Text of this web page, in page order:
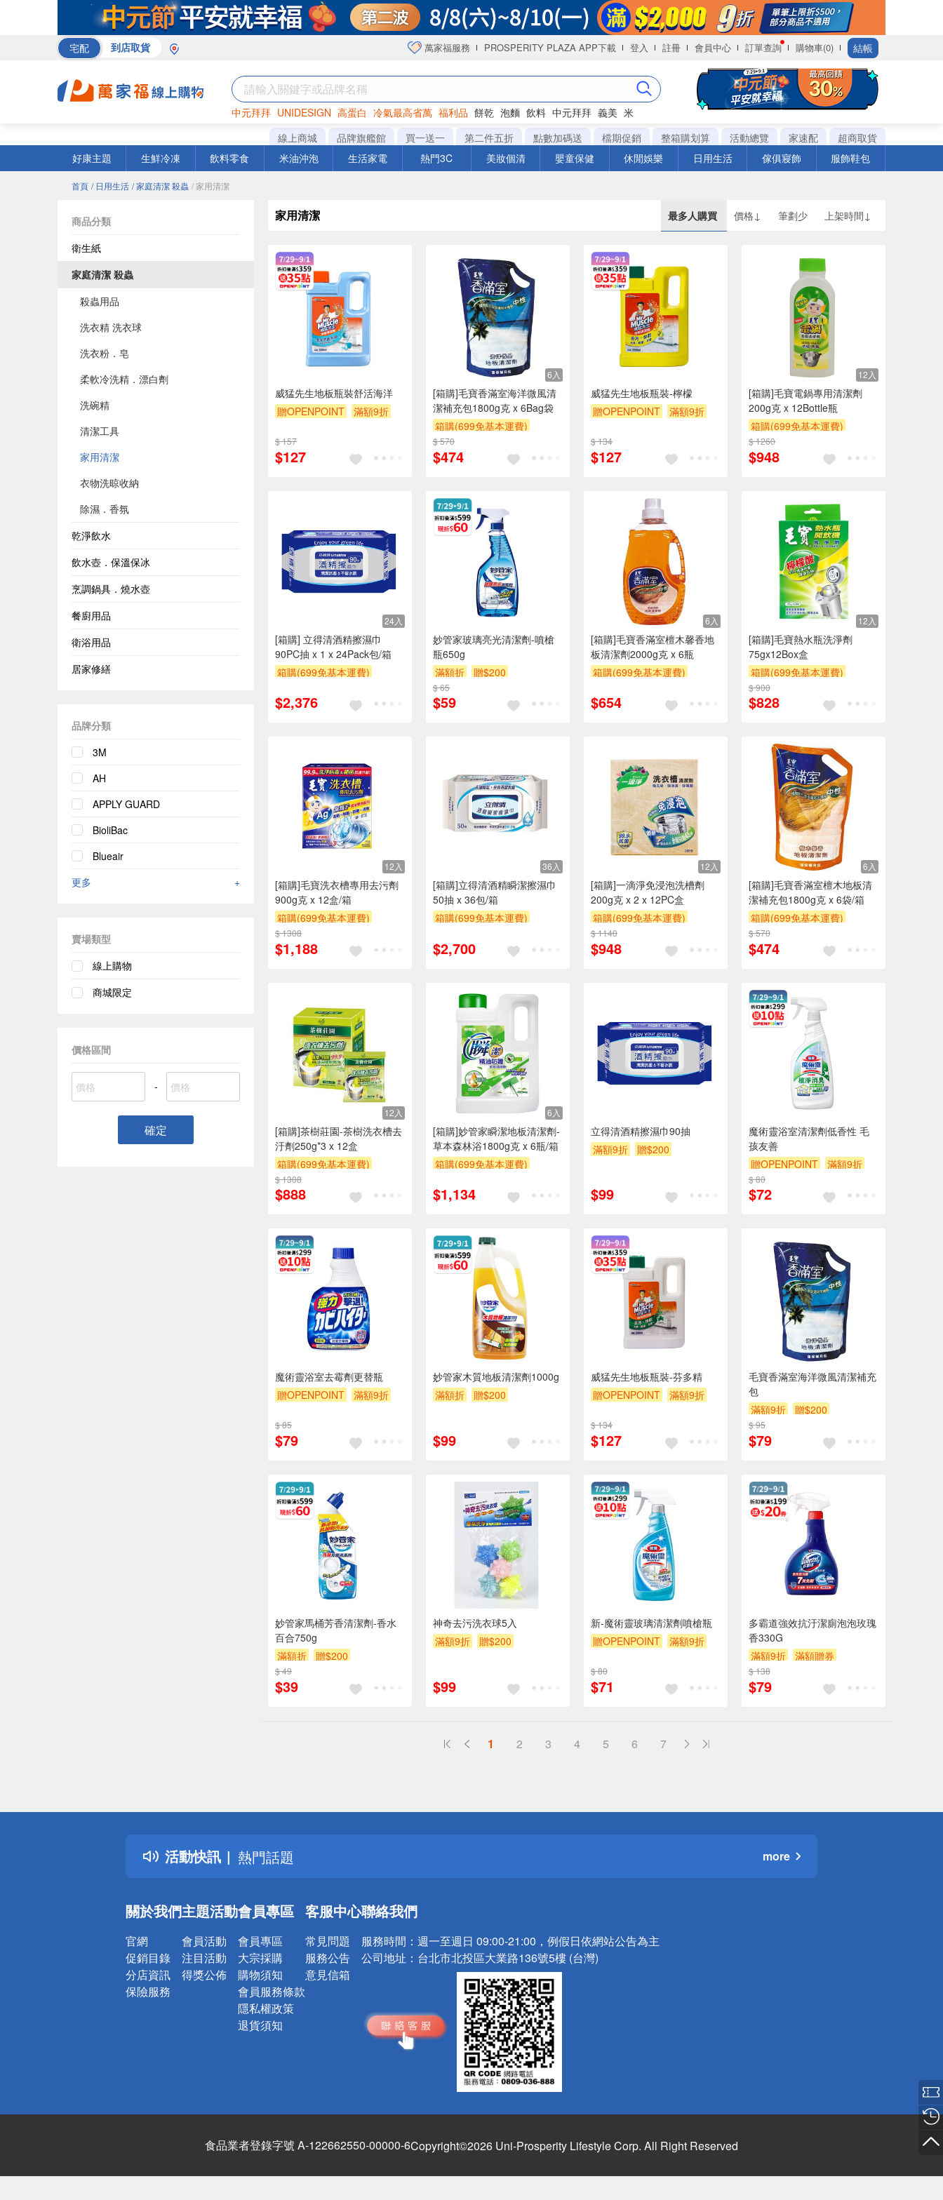
宅配 到店取貨 萬家福服務 PROSPERITY PLAZA APP下載 登入 註冊 會員中心 訂單查詢 購物車(0) 結帳
中元拜拜 UNIDESIGN 高蛋白 冷氣最高省萬 福利品 餅乾 泡麵 飲料 中元拜拜 義美 米
罐頭 咖啡 海苔
線上商城 品牌旗艦館 買一送一 第二件五折 點數加碼送 檔期促銷 整箱購划算 活動總覽 家速配
超商取貨
好康主題
生鮮冷凍 飲料零食 米油沖泡 生活家電 熱門3C 美妝個清 嬰童保健 休閒娛樂 日用生活 傢俱寢飾 服飾鞋包
首頁 / 日用生活 / 家庭清潔 殺蟲 / 家用清潔
商品分類
衛生紙
家庭清潔 殺蟲
殺蟲用品
洗衣精 洗衣球
洗衣粉．皂
柔軟冷洗精．漂白劑
洗碗精
清潔工具
家用清潔
衣物洗晾收納
除濕．香氛
乾淨飲水
飲水壺．保溫保冰
烹調鍋具．燒水壺
餐廚用品
衛浴用品
居家修繕
品牌分類
3M
AH
APPLY GUARD
BioliBac
Blueair
更多
+
賣場類型
線上購物
商城限定
價格區間
-
確定
家用清潔 最多人購買 價格↓ 筆劃少 上架時間↓
威猛先生地板瓶裝舒活海洋
贈OPENPOINT
滿額9折
$ 157
$127
6入
[箱購]毛寶香滿室海洋微風清
潔補充包1800g克 x 6Bag袋
箱購(699免基本運費)
贈$200
$ 570
$474
威猛先生地板瓶裝-檸檬
贈OPENPOINT
滿額9折
$ 134
$127
12入
[箱購]毛寶電鍋專用清潔劑
200g克 x 12Bottle瓶
箱購(699免基本運費)
贈$200
$ 1260
$948
24入
[箱購] 立得清酒精擦濕巾
90PC抽 x 1 x 24Pack包/箱
箱購(699免基本運費)
$2,376
妙管家玻璃亮光清潔劑-噴槍
瓶650g
滿額折
贈$200
$ 65
$59
6入
[箱購]毛寶香滿室檀木馨香地
板清潔劑2000g克 x 6瓶
箱購(699免基本運費)
$654
12入
[箱購]毛寶熱水瓶洗淨劑
75gx12Box盒
箱購(699免基本運費)
贈$200
$ 900
$828
12入
[箱購]毛寶洗衣槽專用去污劑
900g克 x 12盒/箱
箱購(699免基本運費)
贈$200
$ 1308
$1,188
36入
[箱購]立得清酒精瞬潔擦濕巾
50抽 x 36包/箱
箱購(699免基本運費)
$2,700
12入
[箱購]一滴淨免浸泡洗槽劑
200g克 x 2 x 12PC盒
箱購(699免基本運費)
贈$200
$ 1140
$948
6入
[箱購]毛寶香滿室檀木地板清
潔補充包1800g克 x 6袋/箱
箱購(699免基本運費)
贈$200
$ 570
$474
12入
[箱購]茶樹莊園-茶樹洗衣槽去
汙劑250g*3 x 12盒
箱購(699免基本運費)
贈$200
$ 1308
$888
6入
[箱購]妙管家瞬潔地板清潔劑-
草本森林浴1800g克 x 6瓶/箱
箱購(699免基本運費)
$1,134
立得清酒精擦濕巾90抽
滿額9折
贈$200
$99
魔術靈浴室清潔劑低香性 毛
孩友善
贈OPENPOINT
滿額9折
贈$200
$ 80
$72
魔術靈浴室去霉劑更替瓶
贈OPENPOINT
滿額9折
$ 85
$79
妙管家木質地板清潔劑1000g
滿額折
贈$200
$99
威猛先生地板瓶裝-芬多精
贈OPENPOINT
滿額9折
$ 134
$127
毛寶香滿室海洋微風清潔補充
包
滿額9折
贈$200
$ 95
$79
妙管家馬桶芳香清潔劑-香水
百合750g
滿額折
贈$200
$ 49
$39
神奇去污洗衣球5入
滿額9折
贈$200
$99
新-魔術靈玻璃清潔劑噴槍瓶
贈OPENPOINT
滿額9折
$ 80
$71
多霸道強效抗汙潔廁泡泡玫瑰
香330G
滿額9折
滿額贈券
贈$200
$ 138
$79
1 2 3 4 5 6 7
活動快訊
詐騙網頁！請小心！
得獎公告
熱門話題
銀行優惠
詐騙網頁！請小心！
more
關於我們
官網
促銷目錄
分店資訊
保險服務
主題活動
會員活動
注目活動
得獎公佈
會員專區
會員專區
大宗採購
購物須知
會員服務條款
隱私權政策
退貨須知
客服中心
常見問題
服務公告
意見信箱
聯絡我們
服務時間： 週一至週日 09:00-21:00，例假日依網站公告為主
公司地址： 台北市北投區大業路136號5樓 (台灣)
食品業者登錄字號 A-122662550-00000-6Copyright©2026 Uni-Prosperity Lifestyle Corp. All Right Reserved